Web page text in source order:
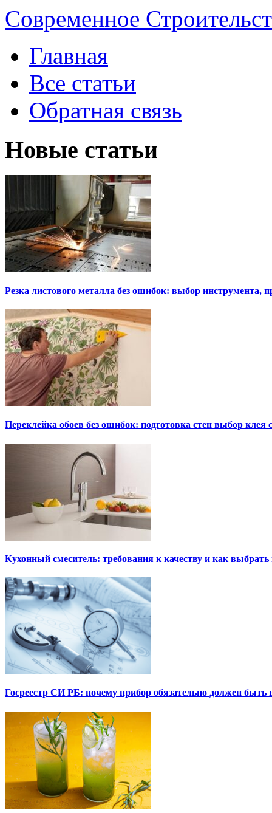
Современное
Главная
Все статьи
Обратная связь
Новые статьи
Резка листового металла без ошибок: выбор инструмента,
Переклейка обоев без ошибок: подготовка стен выбор клея
Кухонный смеситель: требования к качеству и как
Госреестр СИ РБ: почему прибор обязательно должен быть